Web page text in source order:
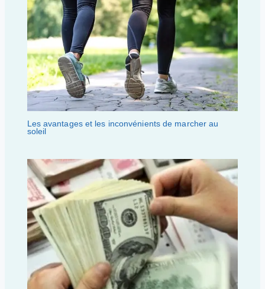
Les avantages et les inconvénients de marcher au
soleil